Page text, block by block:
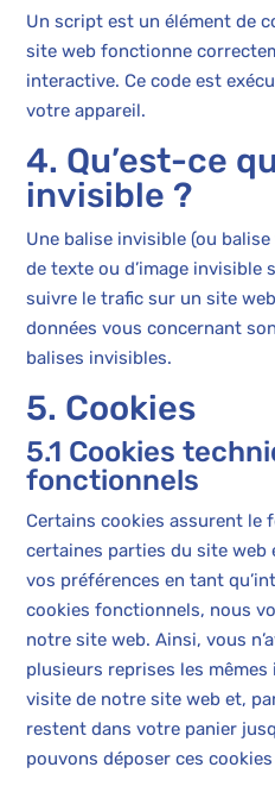
Un script est un élément de
site web fonctionne
interactive. Ce code est
votre appareil.
4. Qu’est-ce
invisible ?
Une balise invisible (ou
de texte ou d’image
suivre le trafic sur un site
données vous concernant
balises invisibles.
5. Cookies
5.1 Cookies
fonctionnels
Certains cookies assurent le
certaines parties du site web
vos préférences en tant
cookies fonctionnels, nous
notre site web. Ainsi, vous
plusieurs reprises les
visite de notre site web et,
restent dans votre panier
pouvons déposer ces